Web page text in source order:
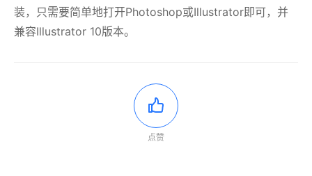
装，只需要简单地打开Photoshop或Illustrator即可，并
兼容Illustrator 10版本。
点赞